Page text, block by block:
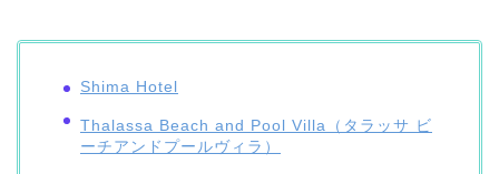
Shima Hotel
Thalassa Beach and Pool Villa（タラッサ ビ
ーチアンドプールヴィラ）